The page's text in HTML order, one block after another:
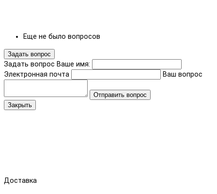
Еще не было вопросов
Задать вопрос
Задать вопрос Ваше имя:
Электронная почта
Ваш вопрос
Отправить вопрос
Закрыть
Доставка